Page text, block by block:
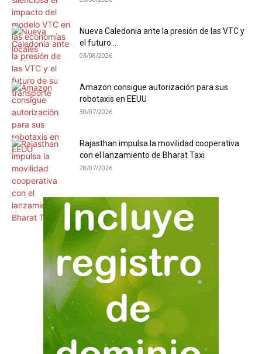
Nueva Caledonia ante la presión de las VTC y
el futuro...
03/08/2026
Amazon consigue autorización para sus
robotaxis en EEUU
30/07/2026
Rajasthan impulsa la movilidad cooperativa
con el lanzamiento de Bharat Taxi
28/07/2026